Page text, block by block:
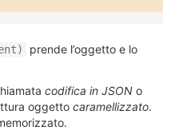
prende l’oggetto e lo
codifica in JSON o
oggetto caramellizzato.